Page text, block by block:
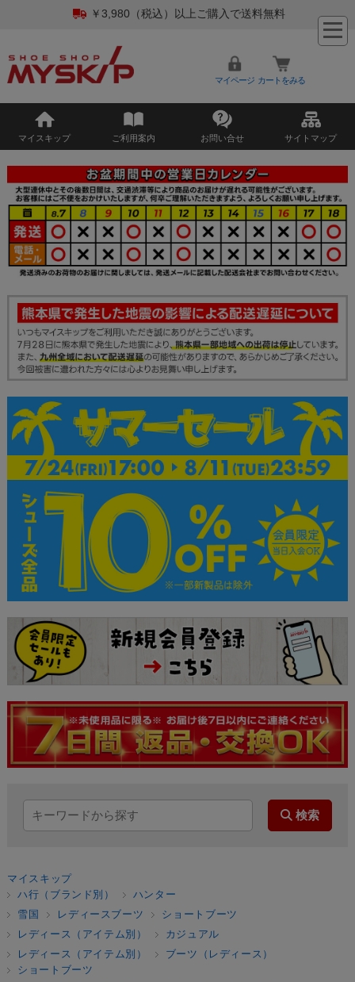
￥3,980（税込）以上ご購入で送料無料
マイページ カートをみる
マイスキップ ご利用案内 お問い合せ サイトマップ
マイスキップ
ハ行（ブランド別）
ハンター
雪国
レディースブーツ
ショートブーツ
レディース（アイテム別）
カジュアル
レディース（アイテム別）
ブーツ（レディース）
ショートブーツ